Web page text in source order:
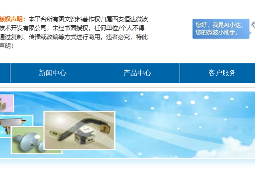
新闻中心 产品中心 客户服务